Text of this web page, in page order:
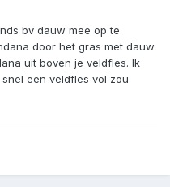
bv dauw mee op te
door het gras met dauw
uit boven je veldfles. Ik
een veldfles vol zou